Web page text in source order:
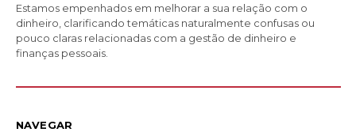
Estamos empenhados em melhorar a sua relação com o
dinheiro, clarificando temáticas naturalmente confusas ou
pouco claras relacionadas com a gestão de dinheiro e
finanças pessoais.
NAVEGAR